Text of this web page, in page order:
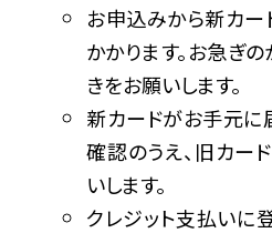
お申込みから新カ
かかります。お急ぎ
きをお願いします。
新カードがお手元に
確認のうえ、旧カー
いします。
クレジット支払いに